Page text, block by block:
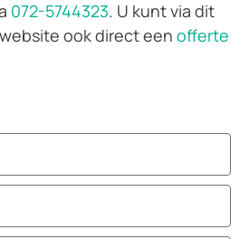
072-5744323. U kunt via dit
ook direct een offerte